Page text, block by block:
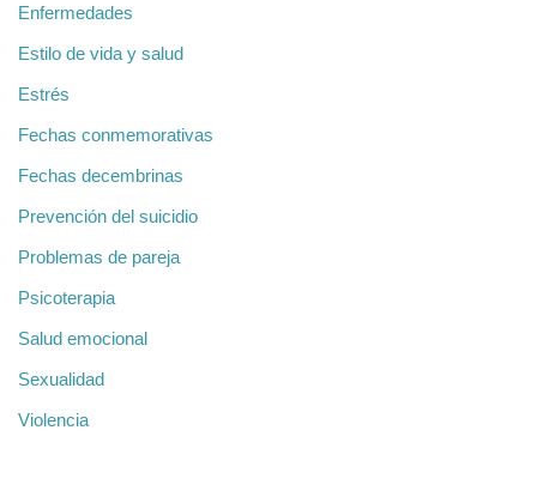
Enfermedades
Estilo de vida y salud
Estrés
Fechas conmemorativas
Fechas decembrinas
Prevención del suicidio
Problemas de pareja
Psicoterapia
Salud emocional
Sexualidad
Violencia